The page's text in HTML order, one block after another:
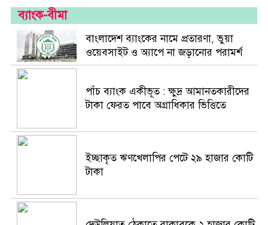
ব্যাংক-বীমা
বাংলাদেশ ব্যাংকের নামে প্রতারণা, ভুয়া
ওয়েবসাইট ও অ্যাপে না জড়ানোর পরামর্শ
পাঁচ ব্যাংক একীভূত : ক্ষুদ্র আমানতকারীদের
টাকা ফেরত পাবে অগ্রাধিকার ভিত্তিতে
ইচ্ছাকৃত ঋণখেলাপির পেটে ২৯ হাজার কোটি
টাকা